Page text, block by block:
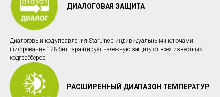
ДИАЛОГОВАЯ ЗАЩИТА
Диалоговый код управления StarLine c индивидуальными ключами
шифрования 128 бит гарантирует надежную защиту от всех известных
кодграбберов
РАСШИРЕННЫЙ ДИАПАЗОН ТЕМПЕРАТУР